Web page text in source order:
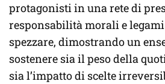
protagonisti in una rete di
responsabilità morali e
spezzare, dimostrando un
sostenere sia il peso della
sia l’impatto di scelte